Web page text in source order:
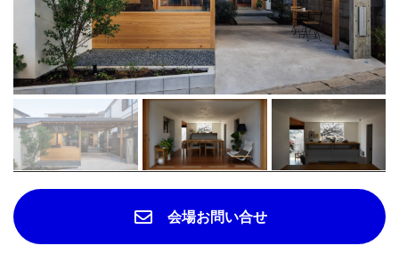
会場お問い合せ